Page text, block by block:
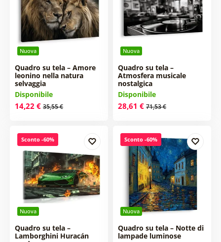
Nuova
Quadro su tela – Amore
leonino nella natura
selvaggia
Disponibile
14,22 € 35,55 €
Nuova
Quadro su tela –
Atmosfera musicale
nostalgica
Disponibile
28,61 € 71,53 €
Nuova
Sconto -60%
Quadro su tela –
Lamborghini Huracán
Nuova
Sconto -60%
Quadro su tela – Notte di
lampade luminose